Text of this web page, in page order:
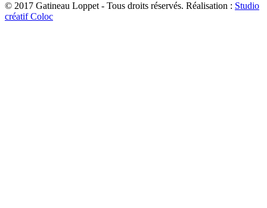
© 2017 Gatineau Loppet - Tous droits réservés. Réalisation : Studio
créatif Coloc